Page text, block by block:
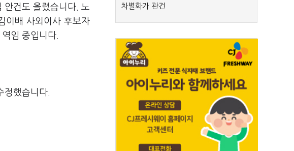
안건도 올렸습니다. 노
이배 사외이사 후보자
임 중입니다.
정했습니다.
차별화가 관건